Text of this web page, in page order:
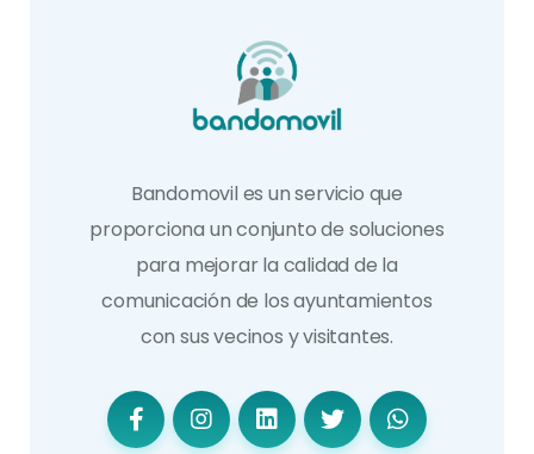
Bandomovil es un servicio que
proporciona un conjunto de soluciones
para mejorar la calidad de la
comunicación de los ayuntamientos
con sus vecinos y visitantes.